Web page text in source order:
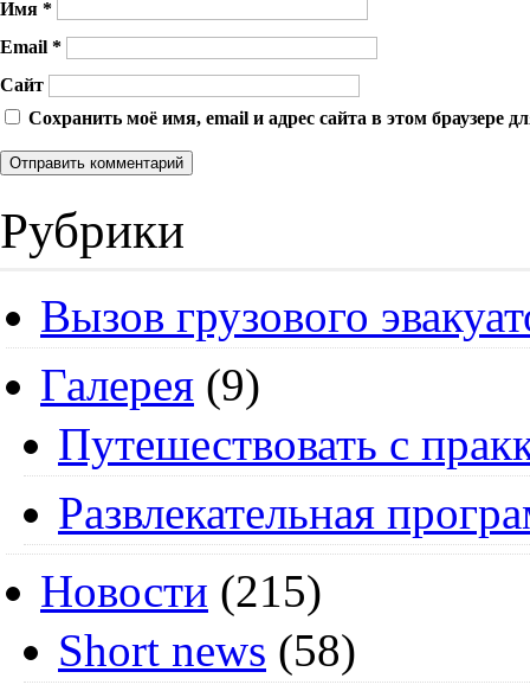
Имя *
Email *
Сайт
Сохранить моё имя, email и адрес сайта в этом браузере
Рубрики
Вызов грузового
Галерея (9)
Путешествовать с
Развлекательная
Новости (215)
Short news (58)